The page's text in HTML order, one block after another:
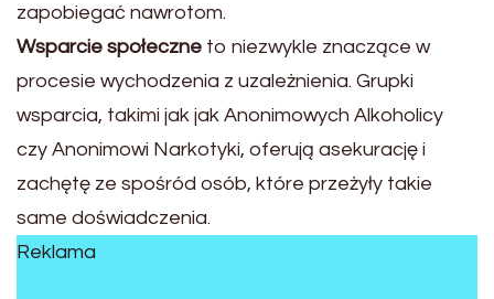
zapobiegać nawrotom.
Wsparcie społeczne to niezwykle znaczące w
procesie wychodzenia z uzależnienia. Grupki
wsparcia, takimi jak jak Anonimowych Alkoholicy
czy Anonimowi Narkotyki, oferują asekurację i
zachętę ze spośród osób, które przeżyły takie
same doświadczenia.
Reklama